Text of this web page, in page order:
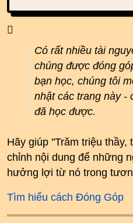
Có rất nhiều tài
chúng được đóng
bạn học, chúng tôi
nhật các trang này -
đã học được.
Hãy giúp "Trăm triệu thầy,
chỉnh nội dung để những
hưởng lợi từ nó trong
Tìm hiểu cách Đóng Góp